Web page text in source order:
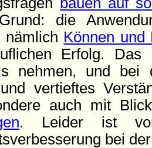
die
nämlich Können und
Erfolg.
nehmen, und bei
vertieftes
auch mit
. Leider ist von
bei